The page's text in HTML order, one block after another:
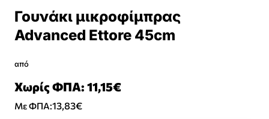
Γουνάκι μικροφίμπρας
Advanced Ettore 45cm
από
Με ΦΠΑ:13,83€
Χωρίς ΦΠΑ: 11,15€